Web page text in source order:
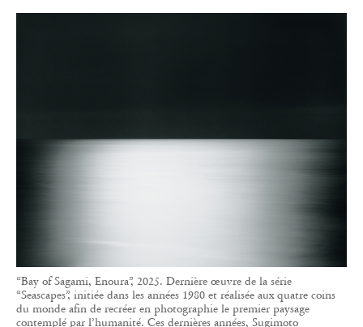
“Bay of Sagami, Enoura”, 2025. Dernière œuvre de la série
“Seascapes”, initiée dans les années 1980 et réalisée aux quatre coins
du monde afin de recréer en photographie le premier paysage
contemplé par l’humanité. Ces dernières années, Sugimoto